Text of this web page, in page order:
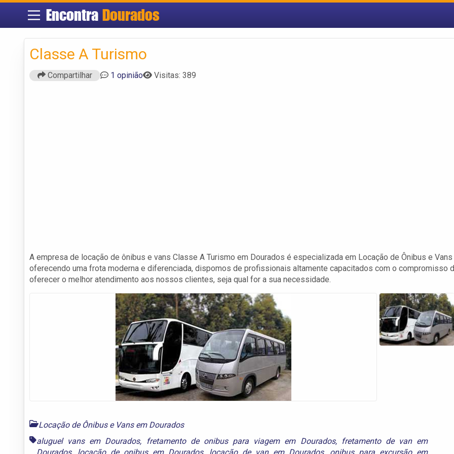
Encontra Dourados
Classe A Turismo
Compartilhar 1 opinião Visitas: 389
A empresa de locação de ônibus e vans Classe A Turismo em Dourados é especializada em Locação de Ônibus e Vans
oferecendo uma frota moderna e diferenciada, dispomos de profissionais altamente capacitados com o compromisso
oferecer o melhor atendimento aos nossos clientes, seja qual for a sua necessidade.
Locação de Ônibus e Vans em Dourados
aluguel vans em Dourados, fretamento de onibus para viagem em Dourados, fretamento de van em
Dourados, locação de onibus em Dourados, locação de van em Dourados, onibus para excursão em